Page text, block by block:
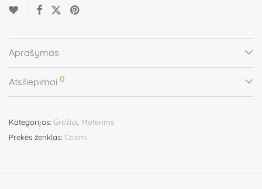
Aprašymas
Atsiliepimai 0
Kategorijos: Grožiui Moterims
Prekės ženklas: Celemi